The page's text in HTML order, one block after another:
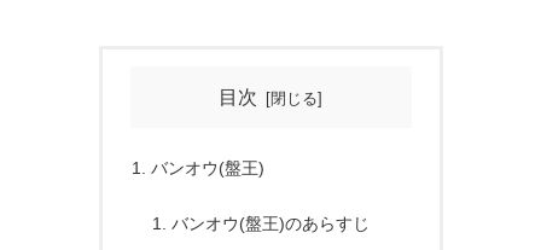
目次
バンオウ(盤王)
バンオウ(盤王)のあらすじ